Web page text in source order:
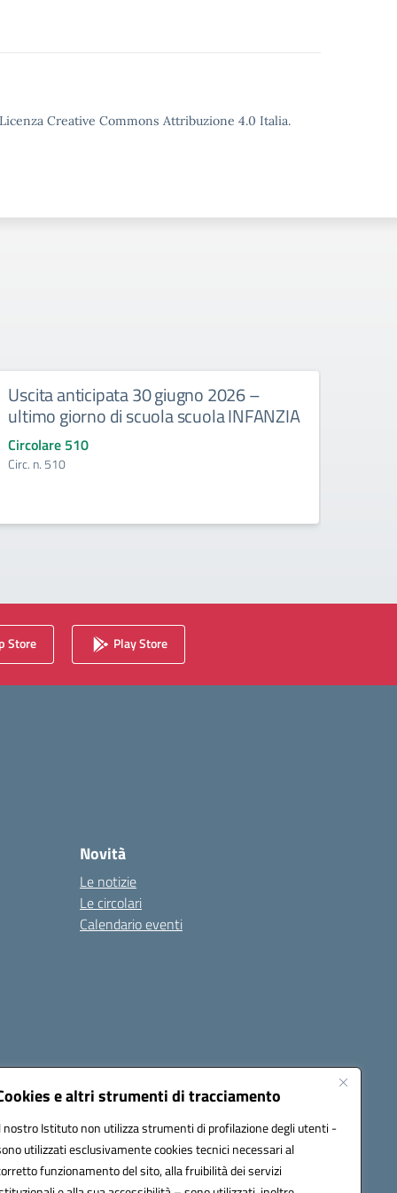
e altri strumenti di tracciamento
nostro Istituto non utilizza strumenti di profilazione degli utenti -
utilizzati esclusivamente cookies tecnici necessari al
funzionamento del sito, alla fruibilità dei servizi
Creative Commons Attribuzione 4.0 Italia.
Uscita anticipata 30 giugno 2026 –
ultimo giorno di scuola scuola INFANZIA
Circolare 510
Circ. n. 510
Store Play Store
Novità
Le notizie
Le circolari
Calendario eventi